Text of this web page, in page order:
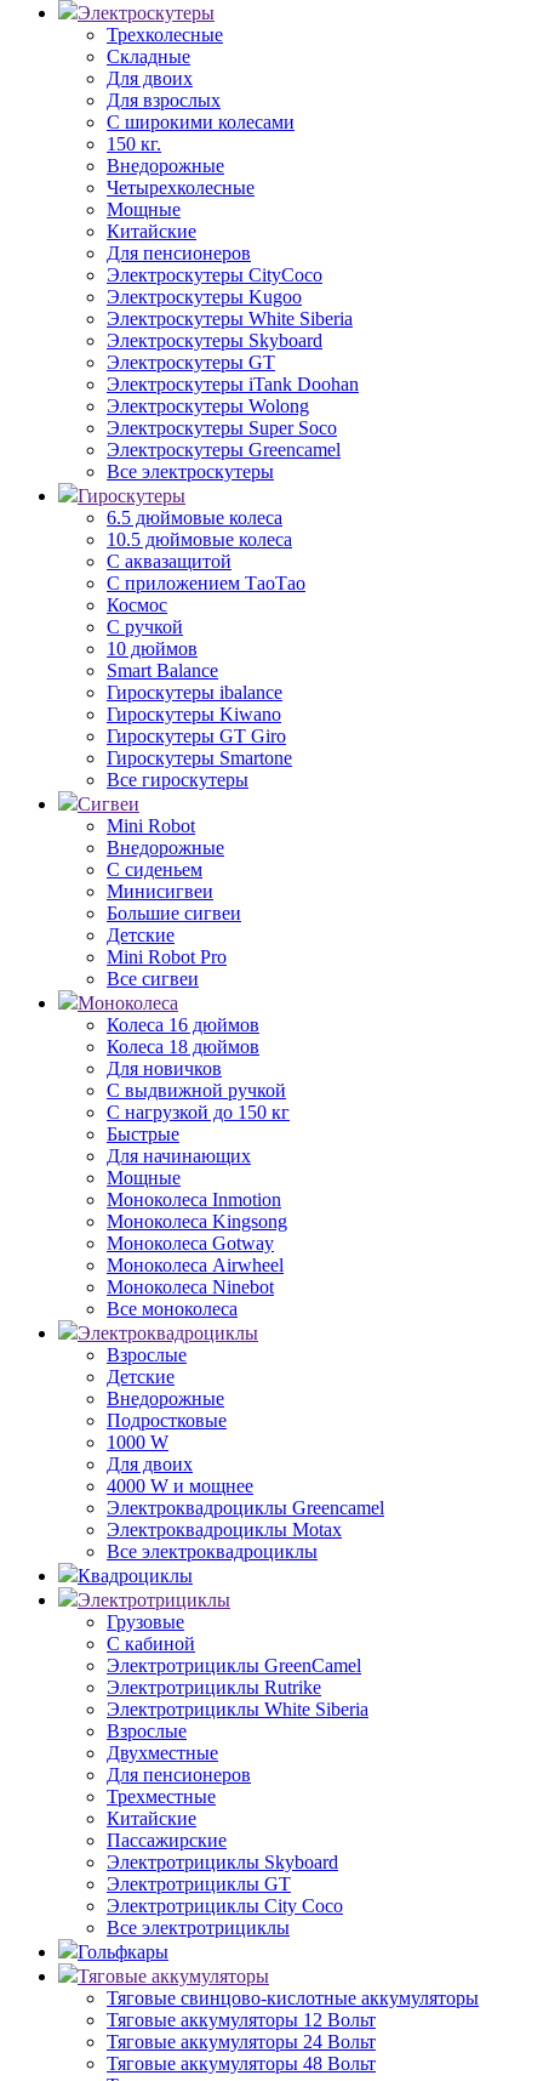
Электроскутеры
Трехколесные
Складные
Для двоих
Для взрослых
С широкими колесами
150 кг.
Внедорожные
Четырехколесные
Мощные
Китайские
Для пенсионеров
Электроскутеры CityCoco
Электроскутеры Kugoo
Электроскутеры White Siberia
Электроскутеры Skyboard
Электроскутеры GT
Электроскутеры iTank Doohan
Электроскутеры Wolong
Электроскутеры Super Soco
Электроскутеры Greencamel
Все электроскутеры
Гироскутеры
6.5 дюймовые колеса
10.5 дюймовые колеса
С аквазащитой
С приложением ТаоТао
Космос
С ручкой
10 дюймов
Smart Balance
Гироскутеры ibalance
Гироскутеры Kiwano
Гироскутеры GT Giro
Гироскутеры Smartone
Все гироскутеры
Сигвеи
Mini Robot
Внедорожные
С сиденьем
Минисигвеи
Большие сигвеи
Детские
Mini Robot Pro
Все сигвеи
Моноколеса
Колеса 16 дюймов
Колеса 18 дюймов
Для новичков
С выдвижной ручкой
С нагрузкой до 150 кг
Быстрые
Для начинающих
Мощные
Моноколеса Inmotion
Моноколеса Kingsong
Моноколеса Gotway
Моноколеса Airwheel
Моноколеса Ninebot
Все моноколеса
Электроквадроциклы
Взрослые
Детские
Внедорожные
Подростковые
1000 W
Для двоих
4000 W и мощнее
Электроквадроциклы Greencamel
Электроквадроциклы Motax
Все электроквадроциклы
Квадроциклы
Электротрициклы
Грузовые
С кабиной
Электротрициклы GreenCamel
Электротрициклы Rutrike
Электротрициклы White Siberia
Взрослые
Двухместные
Для пенсионеров
Трехместные
Китайские
Пассажирские
Электротрициклы Skyboard
Электротрициклы GT
Электротрициклы City Coco
Все электротрициклы
Гольфкары
Тяговые аккумуляторы
Тяговые свинцово-кислотные аккумуляторы
Тяговые аккумуляторы 12 Вольт
Тяговые аккумуляторы 24 Вольт
Тяговые аккумуляторы 48 Вольт